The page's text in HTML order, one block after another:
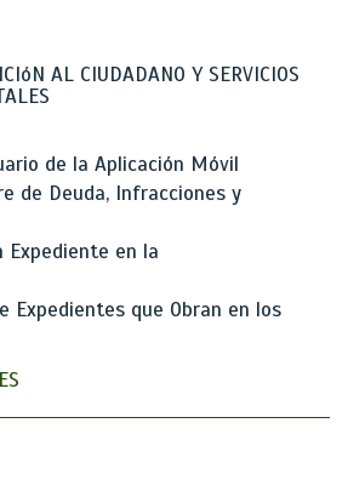
AL CIUDADANO Y SERVICIOS
de la Aplicación Móvil
de Deuda, Infracciones y
Expediente en la
Expedientes que Obran en los